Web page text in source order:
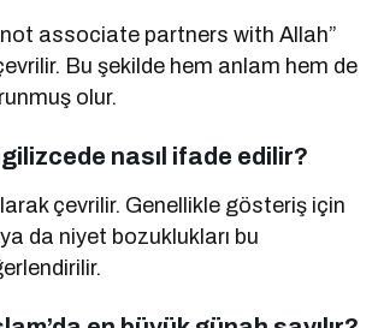
associate partners with Allah”
Bu şekilde hem anlam hem de
olur.
nasıl ifade edilir?
çevrilir. Genellikle gösteriş için
da niyet bozuklukları bu